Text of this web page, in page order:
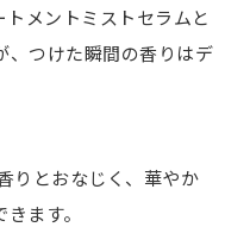
メントミストセラムと
、つけた瞬間の香りはデ
りとおなじく、華やか
ます。